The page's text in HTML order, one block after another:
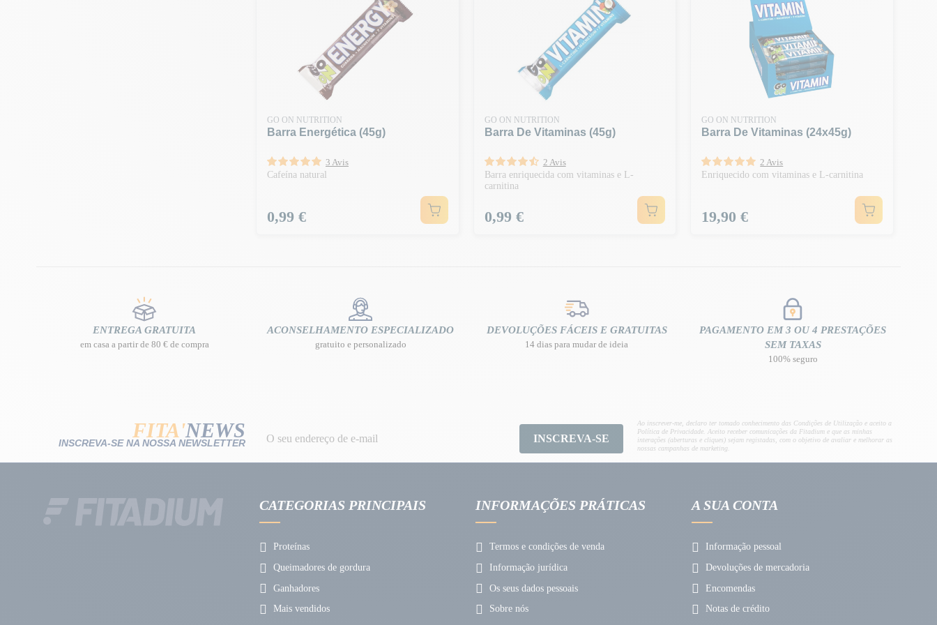
GO ON NUTRITION
Barra Energética (45g)
3 Avis
Cafeína natural
Preço
0,99 €
GO ON NUTRITION
Barra De Vitaminas (45g)
2 Avis
Barra enriquecida com vitaminas e L-
carnitina
Preço
0,99 €
GO ON NUTRITION
Barra De Vitaminas (24x45g)
2 Avis
Enriquecido com vitaminas e L-carnitina
Preço
19,90 €
ENTREGA GRATUITA
em casa a partir de 80 € de compra
ACONSELHAMENTO ESPECIALIZADO
gratuito e personalizado
DEVOLUÇÕES FÁCEIS E GRATUITAS
14 dias para mudar de ideia
PAGAMENTO EM 3 OU 4 PRESTAÇÕES
SEM TAXAS
100% seguro
FITA'NEWS
INSCREVA-SE NA NOSSA NEWSLETTER INSCREVA-SE
Ao inscrever-me, declaro ter tomado conhecimento das Condições de Utilização e aceito a
Política de Privacidade. Aceito receber comunicações da Fitadium e que as minhas
interações (aberturas e cliques) sejam registadas, com o objetivo de avaliar e melhorar as
nossas campanhas de marketing.
CATEGORIAS PRINCIPAIS
Proteínas
Queimadores de gordura
Ganhadores
Mais vendidos
INFORMAÇÕES PRÁTICAS
Termos e condições de venda
Informação jurídica
Os seus dados pessoais
Sobre nós
A SUA CONTA
Informação pessoal
Devoluções de mercadoria
Encomendas
Notas de crédito